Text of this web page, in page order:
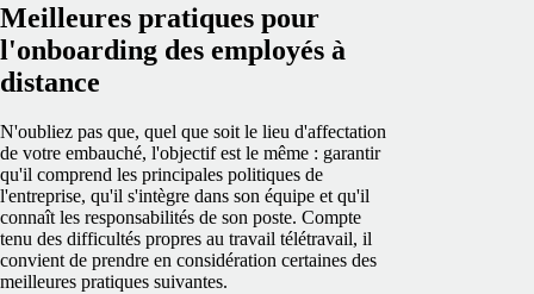
Meilleures pratiques pour
l'onboarding des employés à
distance
N'oubliez pas que, quel que soit le lieu d'affectation
de votre embauché, l'objectif est le même : garantir
qu'il comprend les principales politiques de
l'entreprise, qu'il s'intègre dans son équipe et qu'il
connaît les responsabilités de son poste. Compte
tenu des difficultés propres au travail télétravail, il
convient de prendre en considération certaines des
meilleures pratiques suivantes.